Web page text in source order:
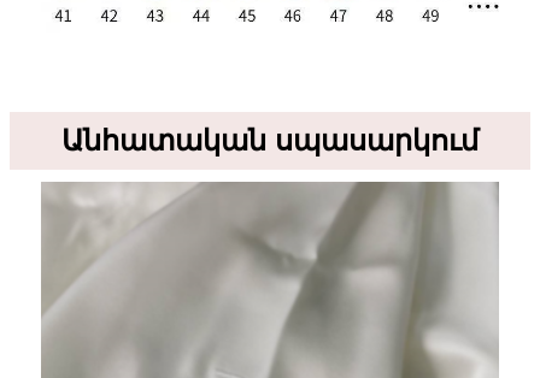
Անհատական ​​սպասարկում